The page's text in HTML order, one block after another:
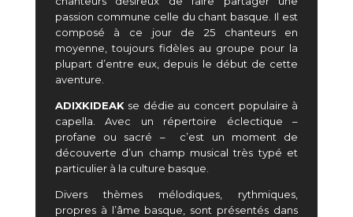
passion commune celle du chant basque. Il est
composé à ce jour de 25 chanteurs en
moyenne, toujours fidèles au groupe pour la
plupart d’entre eux, depuis le début de cette
aventure.
ADIXKIDEAK se dédie au concert populaire à
capella. Avec un répertoire éclectique –
profane ou sacré – c’est un moment de
découverte d’un champ musical très typé et
particulier à la culture basque.
Divers thèmes mélodiques, rythmiques,
propres à l’âme basque, sont présentés dans